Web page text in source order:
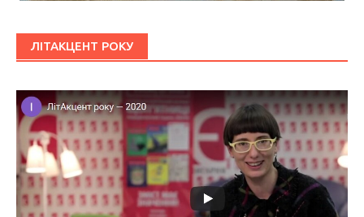
ЛІТАКЦЕНТ РОКУ